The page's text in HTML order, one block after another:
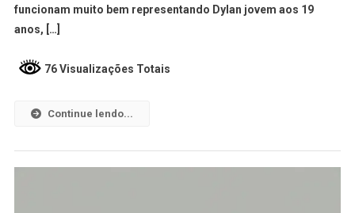
funcionam muito bem representando Dylan jovem aos 19
anos, […]
76 Visualizações Totais
Continue lendo...